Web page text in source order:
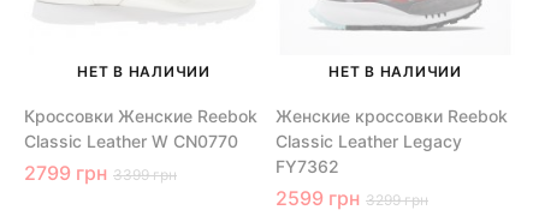
НЕТ В НАЛИЧИИ
Кроссовки Женские Reebok
Classic Leather W CN0770
2799 грн 3399 грн
НЕТ В НАЛИЧИИ
Женские кроссовки Reebok
Classic Leather Legacy
FY7362
2599 грн 3299 грн